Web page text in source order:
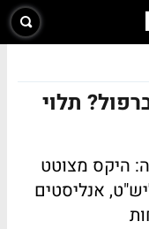
תלוי
היקס מצוטט
800 מיליון ליש"ט, אנליסטים